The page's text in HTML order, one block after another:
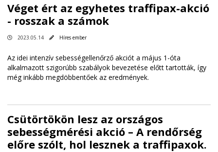
Véget ért az egyhetes traffipax-akció
- rosszak a számok
2023.05.14 Híres ember
Az idei intenzív sebességellenőrző akciót a május 1-óta
alkalmazott szigorúbb szabályok bevezetése előtt tartották, így
még inkább megdöbbentőek az eredmények.
Csütörtökön lesz az országos
sebességmérési akció – A rendőrség
előre szólt, hol lesznek a traffipaxok.